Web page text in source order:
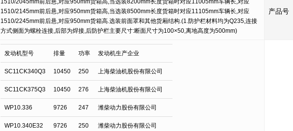
1510/2045mm前后悬,对应950mm货箱高,当选装8200mm长度货箱时对应11005mm车辆长,对应
1510/2145mm前后悬,对应950mm货箱高,当选装8500mm长度货箱时对应11105mm车辆长,对应
1510/2245mm前后悬,对应950mm货箱高.选装前面罩和其他货厢结构.(1.防护栏材料均为Q235,连接
方式侧面为螺栓连接,后部为焊接,后防护栏主要尺寸:断面尺寸为100×50,离地高度为500mm)
产品号
发动机型号 排量 功率 发动机生产企业
SC11CK340Q3 10450 250 上海柴油机股份有限公司
SC11CK375Q3 10450 276 上海柴油机股份有限公司
WP10.336 9726 247 潍柴动力股份有限公司
WP10.340E32 9726 250 潍柴动力股份有限公司